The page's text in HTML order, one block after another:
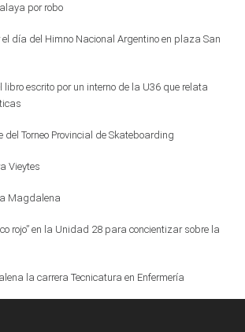
por robo
el día del Himno Nacional Argentino en plaza San
libro escrito por un interno de la U36 que relata
Torneo Provincial de Skateboarding
Vieytes
a Magdalena
rojo” en la Unidad 28 para concientizar sobre la
la carrera Tecnicatura en Enfermería